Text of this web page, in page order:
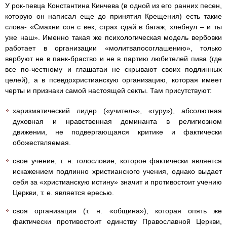
У рок-певца Константина Кинчева (в одной из его ранних песен,
которую он написал еще до принятия Крещения) есть такие
слова- «Смахни сон с век, страх сдай в багаж, хлебнул – и ты
уже наш». Именно такая же психологическая модель вербовки
работает в организации «молитвапосоглашению», только
вербуют не в панк-браство и не в партию любителей пива (где
все по-честному и глашатаи не скрывают своих подлинных
целей), а в псевдохристианскую организацию, которая имеет
черты и признаки самой настоящей секты. Там присутствуют:
харизматический лидер («учитель», «гуру»), абсолютная
духовная и нравственная доминанта в религиозном
движении, не подвергающаяся критике и фактически
обожествляемая.
свое учение, т. н. голословие, которое фактически является
искажением подлинно христианского учения, однако выдает
себя за «христианскую истину» значит и противостоит учению
Церкви, т. е. является ересью.
своя организация (т. н. «община»), которая опять же
фактически противостоит единству Православной Церкви,